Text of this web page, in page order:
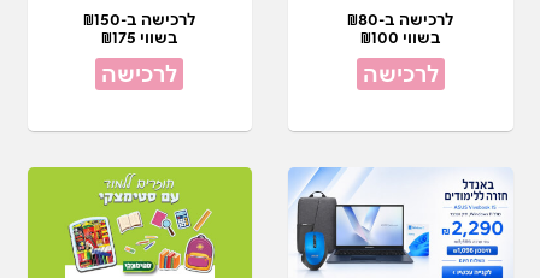
לרכישה ב-₪80
בשווי ₪100
לרכישה
לרכישה ב-₪150
בשווי ₪175
לרכישה